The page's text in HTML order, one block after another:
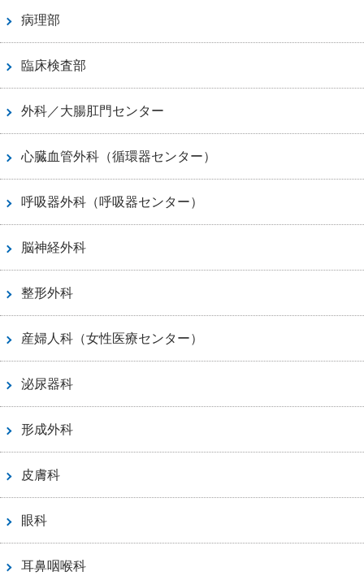
病理部
臨床検査部
外科／大腸肛門センター
心臓血管外科（循環器センター）
呼吸器外科（呼吸器センター）
脳神経外科
整形外科
産婦人科（女性医療センター）
泌尿器科
形成外科
皮膚科
眼科
耳鼻咽喉科